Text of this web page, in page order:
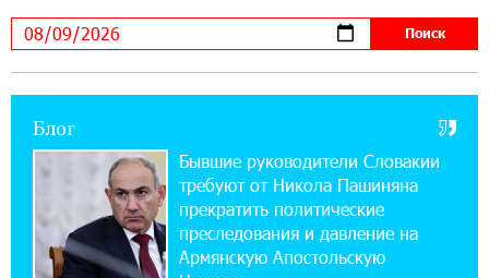
В мобильном приложении Юнибанка теперь
можно зарегистрироваться также с помощью
«Бесплатные бонусы в играх»: IDBank
предупреждает о кибератаках на школьников
11:21:15 31-07-2026
ЕАЭС со временем будет расширяться. Когда-
Блог
Бывшие руководители Словакии
требуют от Никола Пашиняна
прекратить политические
преследования и давление на
Армянскую Апостольскую